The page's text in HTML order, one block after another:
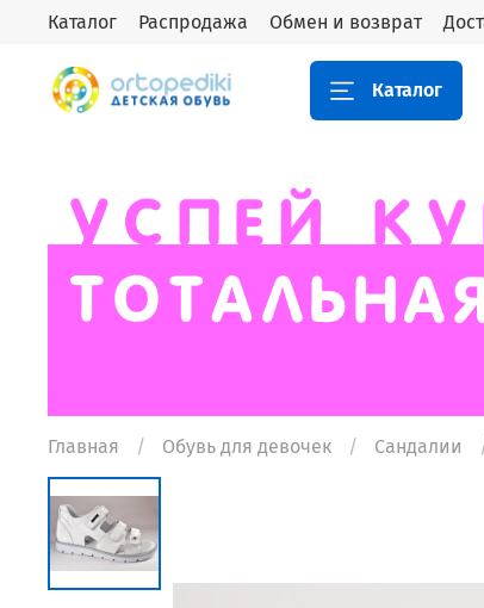
Каталог Распродажа Обмен и возврат
Каталог
Главная Обувь для девочек Сандалии